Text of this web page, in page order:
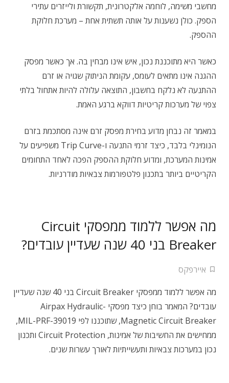
מחשבי משימה, לוחמה אלקטרונית, תקשורת ולייזרים עתירי
הספק. כולן נשענות על אותה תשתית אחת – מערכת חלוקת
ההספק.
כאשר היא מתוכננת נכון, איש אינו מבחין בה. אך כאשר מפסק
ההגנה אינו מתאים לעומס, עקומת הניתוק שגויה או זרם
ההתנעה לא נלקח בחשבון, התוצאה עלולה להיות אתחול בלתי
צפוי של מערכות קריטיות דווקא ברגע האמת.
במאמר זה נבחן מדוע בחירת מפסק זרם אינה מסתכמת בזרם
הנומינלי בלבד, כיצד זרמי התנעה ו-Trip Curve משפיעים על
אמינות המערכת, ומדוע חלוקת ההספק הפכה לאחד התחומים
הקריטיים ביותר בתכנון פלטפורמות צבאיות מודרניות.
מה אפשר ללמוד ממפסקי Circuit
Breaker בני 40 שנה שעדיין עובדים?
איירפקס
מה אפשר ללמוד ממפסקי Circuit Breaker בני 40 שנה שעדיין
עובדים? המאמר בוחן כיצד מפסקי Airpax Hydraulic-
Magnetic Circuit Breaker, שתוכננו לפי MIL-PRF-39019,
ממחישים את החשיבות של אמינות, Circuit Protection ותכנון
נכון במערכות צבאיות ותעשייתיות לאורך עשרות שנים.